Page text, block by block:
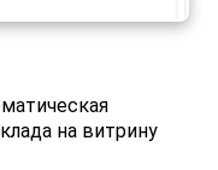
на витрину